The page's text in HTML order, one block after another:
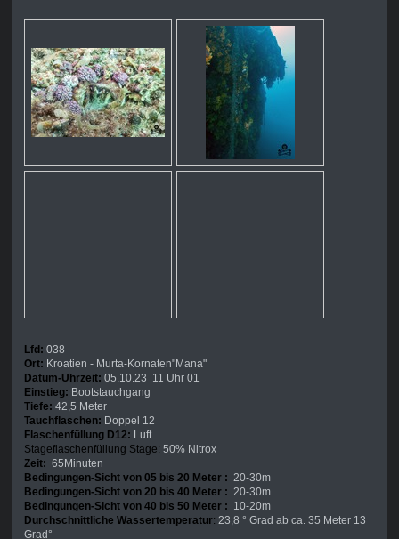
Lfd: 038
Ort: Kroatien - Murta-Kornaten"Mana"
Datum-Uhrzeit: 05.10.23 11 Uhr 01
Einstieg: Bootstauchgang
Tiefe: 42,5 Meter
Tauchflaschen: Doppel 12
Flaschenfüllung D12: Luft
Stageflaschenfüllung Stage: 50% Nitrox
Zeit: 65Minuten
Bedingungen-Sicht von 05 bis 20 Meter : 20-30m
Bedingungen-Sicht von 20 bis 40 Meter : 20-30m
Bedingungen-Sicht von 40 bis 50 Meter : 10-20m
Durchschnittliche Wassertemperatur: 23,8 ° Grad ab ca. 35 Meter 13
Grad°